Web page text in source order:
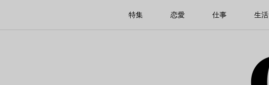
特集 恋愛 仕事 生活